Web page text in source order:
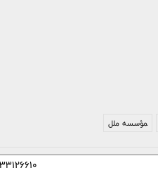
مؤسسه ملل